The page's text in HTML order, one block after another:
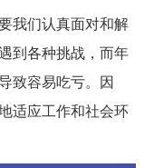
我们认真面对和解
到各种挑战，而年
致容易吃亏。因
适应工作和社会环